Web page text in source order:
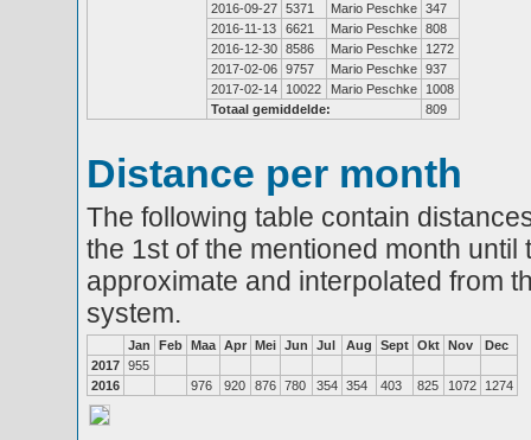
2016-09-27 5371 Mario Peschke 347
2016-11-13
6621 Mario Peschke 808
2016-12-30 8586 Mario Peschke
1272
2017-02-06 9757 Mario Peschke 937
2017-02-14
10022 Mario Peschke
1008
Totaal gemiddelde:
809
Distance per month
The following table contain
the 1st of the mentioned month
approximate and interpolated from
system.
Jan Feb Maa Apr Mei Jun Jul Aug Sept Okt Nov
Dec
2017 955
2016
976 920 876 780 354 354 403 825 1072 1274